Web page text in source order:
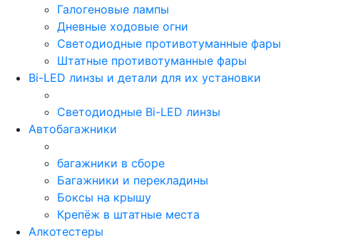
Галогеновые лампы
Дневные ходовые огни
Светодиодные противотуманные фары
Штатные противотуманные фары
Bi-LED линзы и детали для их установки
Светодиодные Bi-LED линзы
Автобагажники
багажники в сборе
Багажники и перекладины
Боксы на крышу
Крепёж в штатные места
Алкотестеры